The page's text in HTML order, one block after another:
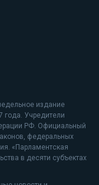
издание
года. Учредители
РФ. Официальный
федеральных
«Парламентская
в десяти субъектах